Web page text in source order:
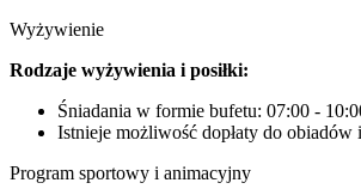
Wyżywienie
Rodzaje wyżywienia i posiłki:
Śniadania w formie bufetu: 07:00 -
Istnieje możliwość dopłaty do obiadów
Program sportowy i animacyjny